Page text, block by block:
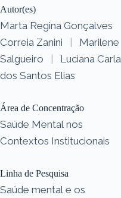
Autor(es)
Marta Regina Gonçalves
Correia Zanini
|
Marilene
Salgueiro
|
Luciana Carla
dos Santos Elias
Área de Concentração
Saúde Mental nos
Contextos Institucionais
Linha de Pesquisa
Saúde mental e os